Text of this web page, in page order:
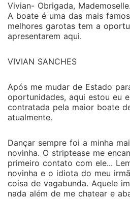
Vivian- Obrigada,
A boate é uma das mais
melhores garotas tem a
apresentarem aqui.
VIVIAN SANCHES
Após me mudar de Estado
oportunidades, aqui estou eu
contratada pela maior boate
atualmente.
Dançar sempre foi a minha
novinha. O striptease me
primeiro contato com ele...
novinha e o idiota do meu
coisa de vagabunda. Aquele
nada além de me chatear e